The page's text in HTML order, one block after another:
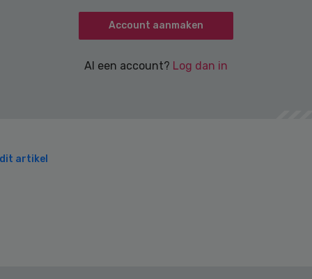
Account aanmaken
Al een account? Log dan in
artikel